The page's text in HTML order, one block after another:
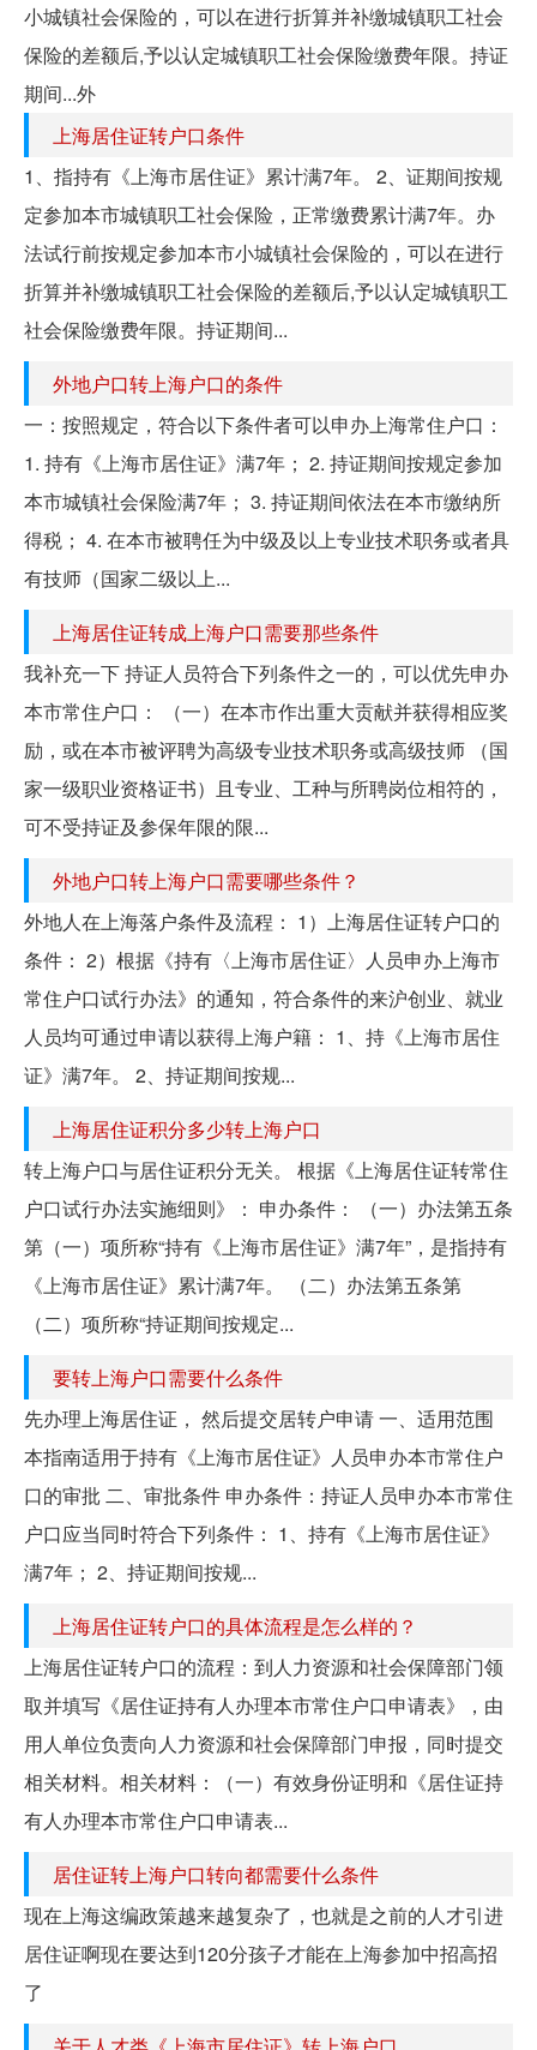
小城镇社会保险的，可以在进行折算并补缴城镇职工社会
保险的差额后,予以认定城镇职工社会保险缴费年限。持证
期间...外
上海居住证转户口条件
1、指持有《上海市居住证》累计满7年。 2、证期间按规
定参加本市城镇职工社会保险，正常缴费累计满7年。办
法试行前按规定参加本市小城镇社会保险的，可以在进行
折算并补缴城镇职工社会保险的差额后,予以认定城镇职工
社会保险缴费年限。持证期间...
外地户口转上海户口的条件
一：按照规定，符合以下条件者可以申办上海常住户口：
1. 持有《上海市居住证》满7年； 2. 持证期间按规定参加
本市城镇社会保险满7年； 3. 持证期间依法在本市缴纳所
得税； 4. 在本市被聘任为中级及以上专业技术职务或者具
有技师（国家二级以上...
上海居住证转成上海户口需要那些条件
我补充一下 持证人员符合下列条件之一的，可以优先申办
本市常住户口： （一）在本市作出重大贡献并获得相应奖
励，或在本市被评聘为高级专业技术职务或高级技师 （国
家一级职业资格证书）且专业、工种与所聘岗位相符的，
可不受持证及参保年限的限...
外地户口转上海户口需要哪些条件？
外地人在上海落户条件及流程： 1）上海居住证转户口的
条件： 2）根据《持有〈上海市居住证〉人员申办上海市
常住户口试行办法》的通知，符合条件的来沪创业、就业
人员均可通过申请以获得上海户籍： 1、持《上海市居住
证》满7年。 2、持证期间按规...
上海居住证积分多少转上海户口
转上海户口与居住证积分无关。 根据《上海居住证转常住
户口试行办法实施细则》： 申办条件： （一）办法第五条
第（一）项所称“持有《上海市居住证》满7年”，是指持有
《上海市居住证》累计满7年。 （二）办法第五条第
（二）项所称“持证期间按规定...
要转上海户口需要什么条件
先办理上海居住证， 然后提交居转户申请 一、适用范围
本指南适用于持有《上海市居住证》人员申办本市常住户
口的审批 二、审批条件 申办条件：持证人员申办本市常住
户口应当同时符合下列条件： 1、持有《上海市居住证》
满7年； 2、持证期间按规...
上海居住证转户口的具体流程是怎么样的？
上海居住证转户口的流程：到人力资源和社会保障部门领
取并填写《居住证持有人办理本市常住户口申请表》，由
用人单位负责向人力资源和社会保障部门申报，同时提交
相关材料。相关材料：（一）有效身份证明和《居住证持
有人办理本市常住户口申请表...
居住证转上海户口转向都需要什么条件
现在上海这编政策越来越复杂了，也就是之前的人才引进
居住证啊现在要达到120分孩子才能在上海参加中招高招
了